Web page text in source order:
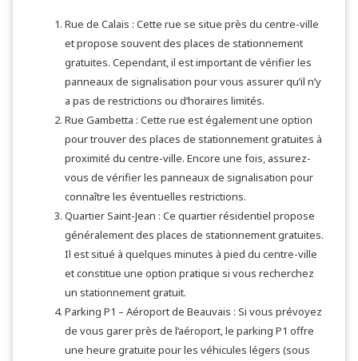
Rue de Calais : Cette rue se situe près du centre-ville
et propose souvent des places de stationnement
gratuites. Cependant, il est important de vérifier les
panneaux de signalisation pour vous assurer qu’il n’y
a pas de restrictions ou d’horaires limités.
Rue Gambetta : Cette rue est également une option
pour trouver des places de stationnement gratuites à
proximité du centre-ville. Encore une fois, assurez-
vous de vérifier les panneaux de signalisation pour
connaître les éventuelles restrictions.
Quartier Saint-Jean : Ce quartier résidentiel propose
généralement des places de stationnement gratuites.
Il est situé à quelques minutes à pied du centre-ville
et constitue une option pratique si vous recherchez
un stationnement gratuit.
Parking P1 – Aéroport de Beauvais : Si vous prévoyez
de vous garer près de l’aéroport, le parking P1 offre
une heure gratuite pour les véhicules légers (sous